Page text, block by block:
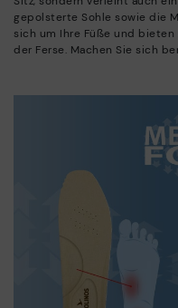
gepolsterte Sohle sowie die
sich um Ihre Füße und
der Ferse. Machen Sie sich